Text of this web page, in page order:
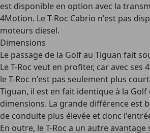
est disponible en option avec la
4Motion. Le T-Roc Cabrio n'est pas
moteurs diesel.
Dimensions
Le passage de la Golf au Tiguan fait
Le T-Roc veut en profiter, car avec ses
le T-Roc n'est pas seulement plus
Tiguan, il est en fait identique à la
dimensions. La grande différence est
de conduite plus élevée et donc
En outre, le T-Roc a un autre avantage